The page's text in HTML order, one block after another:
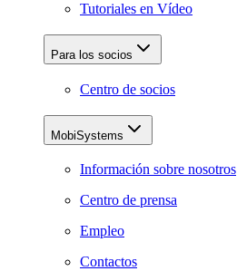
Tutoriales en Vídeo
Para los socios
Centro de socios
MobiSystems
Información sobre nosotros
Centro de prensa
Empleo
Contactos